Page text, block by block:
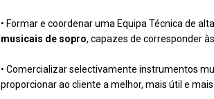
• Formar e coordenar uma Equipa Técnica de
musicais de sopro, capazes de corresponder
• Comercializar selectivamente instrumentos
proporcionar ao cliente a melhor, mais útil e